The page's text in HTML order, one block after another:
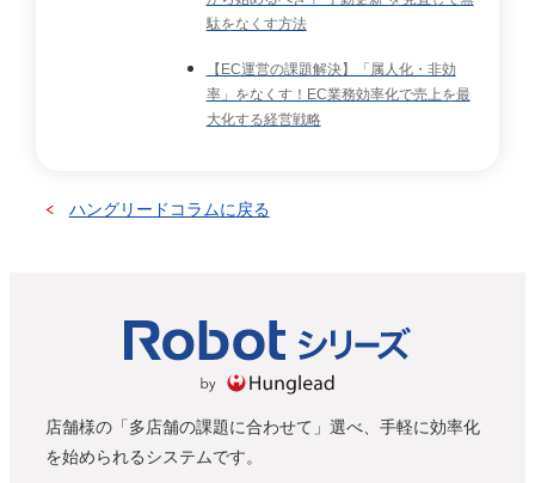
駄をなくす方法
【EC運営の課題解決】「属人化・非効
率」をなくす！EC業務効率化で売上を最
大化する経営戦略
ハングリードコラムに戻る
店舗様の「多店舗の課題に合わせて」選べ、手軽に効率化
を始められるシステムです。